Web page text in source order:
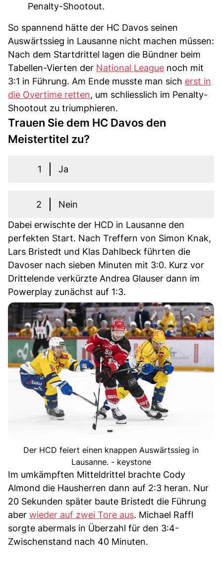
Penalty-Shootout.
So spannend hätte der HC Davos seinen
Auswärtssieg in Lausanne nicht machen müssen:
Nach dem Startdrittel lagen die Bündner beim
Tabellen-Vierten der National League noch mit
3:1 in Führung. Am Ende musste man sich erst in
die Overtime retten, um schliesslich im Penalty-
Shootout zu triumphieren.
Trauen Sie dem HC Davos den
Meistertitel zu?
1 Ja
2
Nein
Dabei erwischte der HCD in Lausanne den
perfekten Start. Nach Treffern von Simon Knak,
Lars Bristedt und Klas Dahlbeck führten die
Davoser nach sieben Minuten mit 3:0. Kurz vor
Drittelende verkürzte Andrea Glauser dann im
Powerplay zunächst auf 1:3.
Der HCD feiert einen knappen Auswärtssieg in
Lausanne. - keystone
Im umkämpften Mitteldrittel brachte Cody
Almond die Hausherren dann auf 2:3 heran. Nur
20 Sekunden später baute Bristedt die Führung
aber wieder auf zwei Tore aus. Michael Raffl
sorgte abermals in Überzahl für den 3:4-
Zwischenstand nach 40 Minuten.